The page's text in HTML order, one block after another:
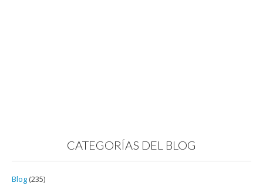
CATEGORÍAS DEL BLOG
Blog (235)